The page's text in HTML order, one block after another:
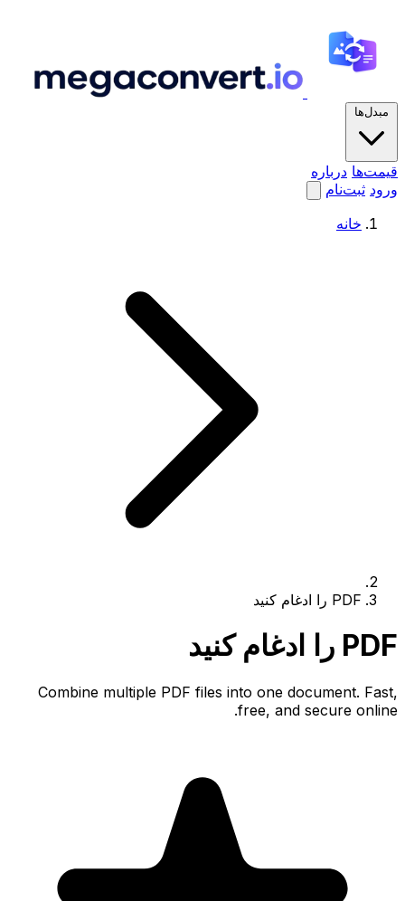
مبدل‌ها
قیمت‌ها درباره
ورود ثبت‌نام
خانه
PDF را ادغام کنید
PDF را ادغام کنید
Combine multiple PDF files into one document. Fast,
free, and secure online.